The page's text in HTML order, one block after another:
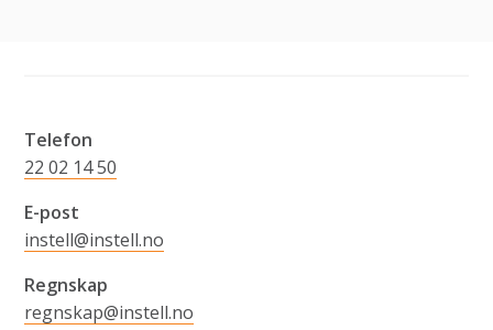
Telefon
22 02 14 50
E-post
instell@instell.no
Regnskap
regnskap@instell.no